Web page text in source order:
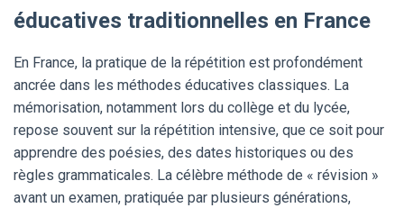
éducatives traditionnelles en France
En France, la pratique de la répétition est profondément
ancrée dans les méthodes éducatives classiques. La
mémorisation, notamment lors du collège et du lycée,
repose souvent sur la répétition intensive, que ce soit pour
apprendre des poésies, des dates historiques ou des
règles grammaticales. La célèbre méthode de « révision »
avant un examen, pratiquée par plusieurs générations,